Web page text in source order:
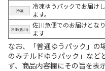
冷凍ゆうパックでお届けし
ます。
佐川急便でのお届けとなり
ます
なお、「普通ゆうパック」の
のみチルドゆうパック」など
ず、商品内容欄にその旨を表